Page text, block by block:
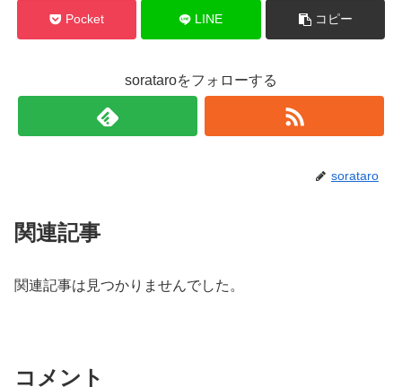
Pocket LINE コピー
sorataroをフォローする
sorataro
関連記事
関連記事は見つかりませんでした。
コメント